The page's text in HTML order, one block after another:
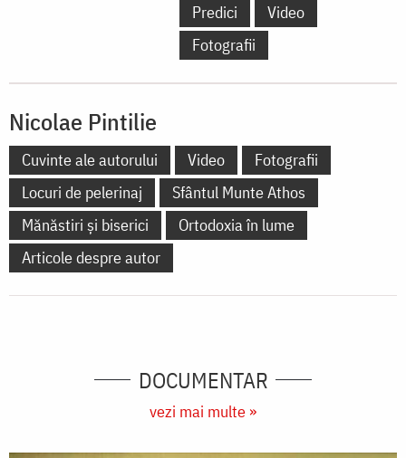
Predici
Video
Fotografii
Nicolae Pintilie
Cuvinte ale autorului Video
Fotografii
Locuri de pelerinaj
Sfântul Munte Athos
Mănăstiri și biserici
Ortodoxia în lume
Articole despre autor
DOCUMENTAR
vezi mai multe »